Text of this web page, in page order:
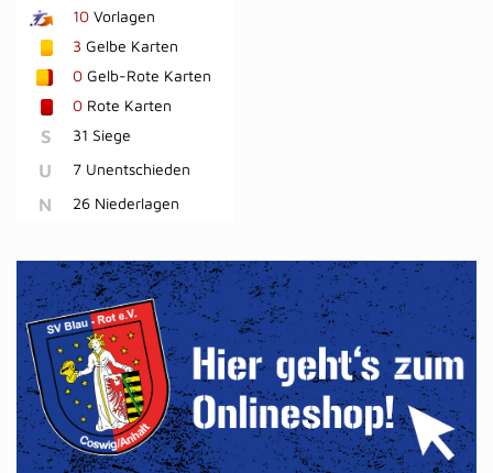
10 Vorlagen
3 Gelbe Karten
0 Gelb-Rote Karten
0 Rote Karten
S 31 Siege
U 7 Unentschieden
N 26 Niederlagen